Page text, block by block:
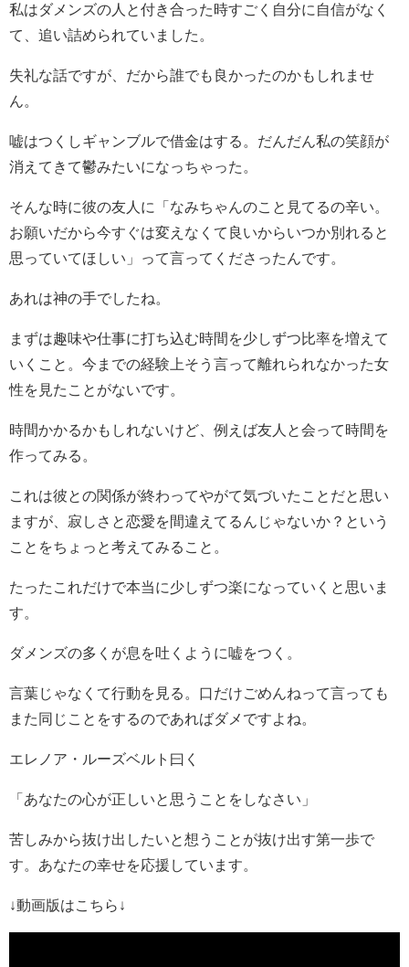
私はダメンズの人と付き合った時すごく自分に自信がなく
て、追い詰められていました。
失礼な話ですが、だから誰でも良かったのかもしれませ
ん。
嘘はつくしギャンブルで借金はする。だんだん私の笑顔が
消えてきて鬱みたいになっちゃった。
そんな時に彼の友人に「なみちゃんのこと見てるの辛い。
お願いだから今すぐは変えなくて良いからいつか別れると
思っていてほしい」って言ってくださったんです。
あれは神の手でしたね。
まずは趣味や仕事に打ち込む時間を少しずつ比率を増えて
いくこと。今までの経験上そう言って離れられなかった女
性を見たことがないです。
時間かかるかもしれないけど、例えば友人と会って時間を
作ってみる。
これは彼との関係が終わってやがて気づいたことだと思い
ますが、寂しさと恋愛を間違えてるんじゃないか？という
ことをちょっと考えてみること。
たったこれだけで本当に少しずつ楽になっていくと思いま
す。
ダメンズの多くが息を吐くように嘘をつく。
言葉じゃなくて行動を見る。口だけごめんねって言っても
また同じことをするのであればダメですよね。
エレノア・ルーズベルト曰く
「あなたの心が正しいと思うことをしなさい」
苦しみから抜け出したいと想うことが抜け出す第一歩で
す。あなたの幸せを応援しています。
↓動画版はこちら↓